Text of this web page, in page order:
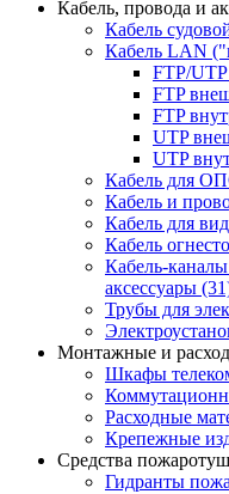
Кабель, провода и
Кабель
Кабель LAN
FTP/
FTP
FTP
UTP
UTP
Кабель для
Кабель и
Кабель для
Кабель
Кабель-
аксессуары
Трубы для
Монтажные и
Шкафы
Расходные
Крепежные
Средства
Гидранты